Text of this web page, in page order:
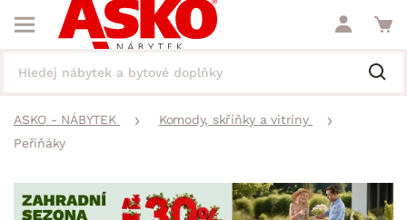
ASKO - NÁBYTEK
Komody, skříňky a vitríny
Peřiňáky